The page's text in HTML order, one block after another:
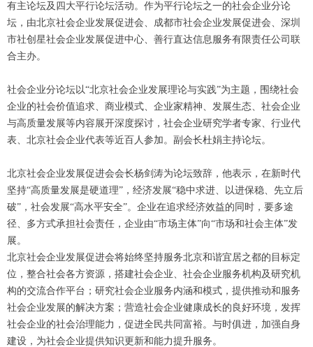
有主论坛及四大平行论坛活动。作为平行论坛之一的社会企业分论
坛，由北京社会企业发展促进会、成都市社会企业发展促进会、深圳
市社创星社会企业发展促进中心、善行直达信息服务有限责任公司联
合主办。
社会企业分论坛以“北京社会企业发展理论与实践”为主题，围绕社会
企业的社会价值追求、商业模式、企业家精神、发展生态、社会企业
与高质量发展等内容展开深度探讨，社会企业研究学者专家、行业代
表、北京社会企业代表等近百人参加。副会长杜娟主持论坛。
北京社会企业发展促进会会长杨剑涛为论坛致辞，他表示，在新时代
坚持“高质量发展是硬道理”，经济发展“稳中求进、以进保稳、先立后
破”，社会发展“高水平安全”。企业在追求经济效益的同时，要多途
径、多方式承担社会责任，企业由“市场主体”向“市场和社会主体”发
展。
北京社会企业发展促进会将始终坚持服务北京和谐宜居之都的目标定
位，整合社会各方资源，搭建社会企业、社会企业服务机构及研究机
构的交流合作平台；研究社会企业服务内涵和模式，提供推动和服务
社会企业发展的解决方案；营造社会企业健康成长的良好环境，发挥
社会企业的社会治理能力，促进全民共同富裕。与时俱进，加强自身
建设，为社会企业提供知识更新和能力提升服务。